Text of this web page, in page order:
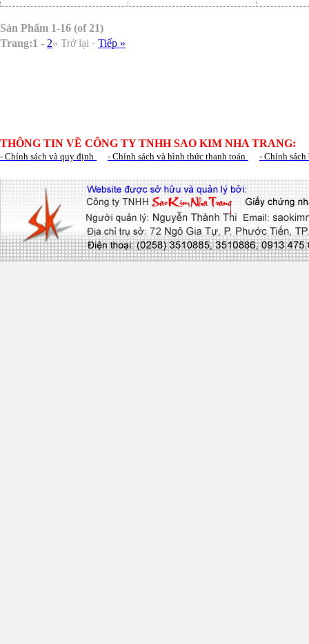
Sản Phẩm 1-16 (of 21)
Trang:1 - 2« Trở lại · Tiếp »
THÔNG TIN VỀ CÔNG TY TNHH SAO KIM NHA TRANG:
- Chính sách và quy định - Chính sách và hình thức thanh toán - Chính sách